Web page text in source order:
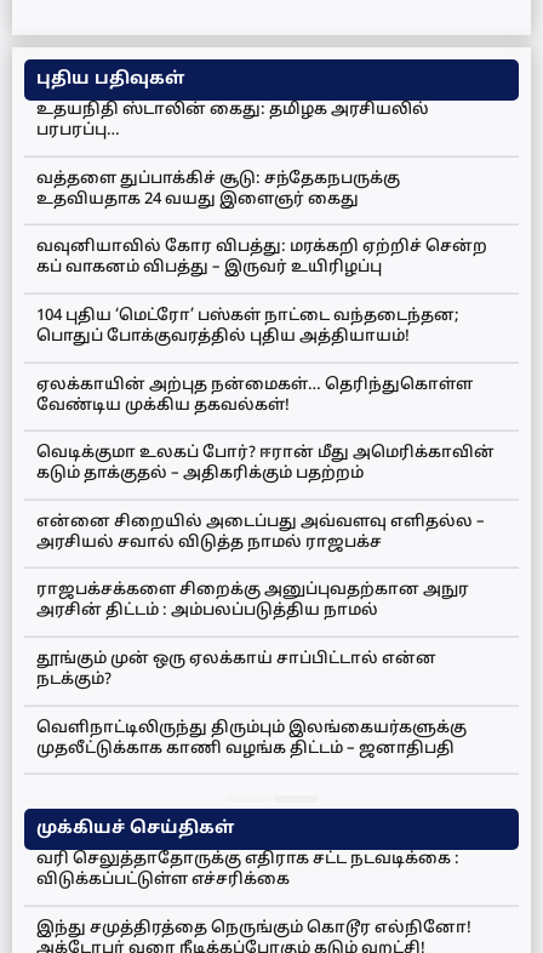
புதிய பதிவுகள்
உதயநிதி ஸ்டாலின் கைது: தமிழக அரசியலில்
பரபரப்பு…
வத்தளை துப்பாக்கிச் சூடு: சந்தேகநபருக்கு
உதவியதாக 24 வயது இளைஞர் கைது
வவுனியாவில் கோர விபத்து: மரக்கறி ஏற்றிச் சென்ற
கப் வாகனம் விபத்து – இருவர் உயிரிழப்பு
104 புதிய ‘மெட்ரோ’ பஸ்கள் நாட்டை வந்தடைந்தன;
பொதுப் போக்குவரத்தில் புதிய அத்தியாயம்!
ஏலக்காயின் அற்புத நன்மைகள்… தெரிந்துகொள்ள
வேண்டிய முக்கிய தகவல்கள்!
வெடிக்குமா உலகப் போர்? ஈரான் மீது அமெரிக்காவின்
கடும் தாக்குதல் – அதிகரிக்கும் பதற்றம்
என்னை சிறையில் அடைப்பது அவ்வளவு எளிதல்ல –
அரசியல் சவால் விடுத்த நாமல் ராஜபக்ச
ராஜபக்சக்களை சிறைக்கு அனுப்புவதற்கான அநுர
அரசின் திட்டம் : அம்பலப்படுத்திய நாமல்
தூங்கும் முன் ஒரு ஏலக்காய் சாப்பிட்டால் என்ன
நடக்கும்?
வெளிநாட்டிலிருந்து திரும்பும் இலங்கையர்களுக்கு
முதலீட்டுக்காக காணி வழங்க திட்டம் – ஜனாதிபதி
முக்கியச் செய்திகள்
வரி செலுத்தாதோருக்கு எதிராக சட்ட நடவடிக்கை :
விடுக்கப்பட்டுள்ள எச்சரிக்கை
இந்து சமுத்திரத்தை நெருங்கும் கொடூர எல்நினோ!
அக்டோபர் வரை நீடிக்கப்போகும் கடும் வறட்சி!